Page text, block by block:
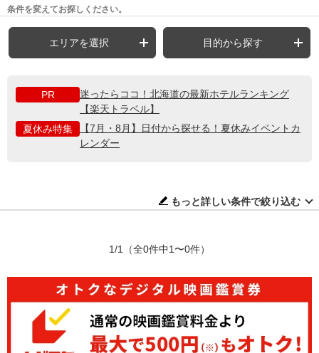
条件を変えてお探しください。
エリアを選択 目的から探す
PR
迷ったらココ！北海道の最新ホテルランキング
【楽天トラベル】
夏休み特集
【7月・8月】日付から探せる！夏休みイベントカ
レンダー
もっと詳しい条件で絞り込む
1/1 （全0件中1〜0件）